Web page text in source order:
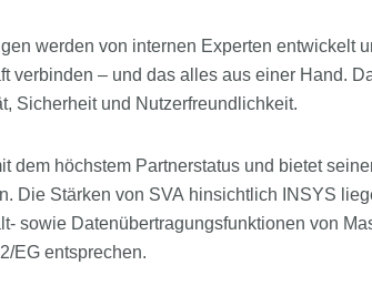
werden von internen Experten entwickelt
verbinden – und das alles aus einer Hand.
Sicherheit und Nutzerfreundlichkeit.
dem höchstem Partnerstatus und bietet
Die Stärken von SVA hinsichtlich INSYS
sowie Datenübertragungsfunktionen von
EG entsprechen.